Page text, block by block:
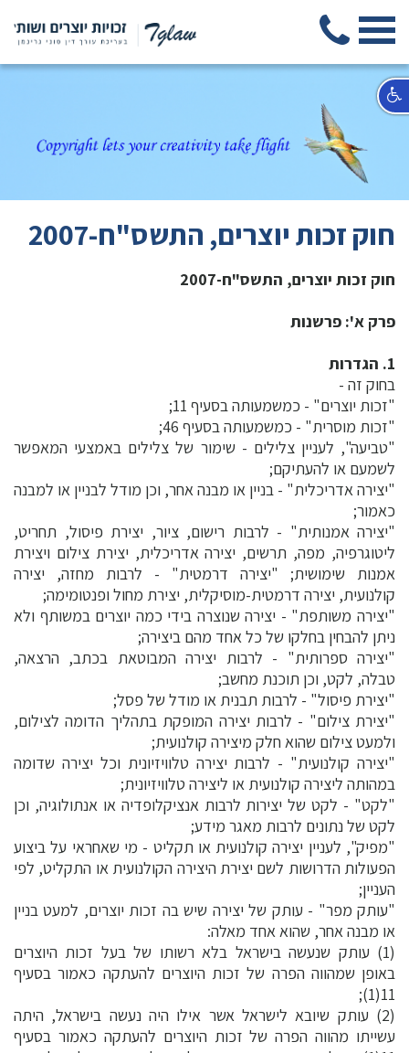
חוק זכות יוצרים, התשס"ח-2007
חוק זכות יוצרים, התשס"ח-2007
פרק א': פרשנות
1. הגדרות
בחוק זה -
"זכות יוצרים" - כמשמעותה בסעיף 11;
"זכות מוסרית" - כמשמעותה בסעיף 46;
"טביעה", לעניין צלילים - שימור של צלילים באמצעי המאפשר
לשמעם או להעתיקם;
"יצירה אדריכלית" - בניין או מבנה אחר, וכן מודל לבניין או למבנה
כאמור;
"יצירה אמנותית" - לרבות רישום, ציור, יצירת פיסול, תחריט,
ליטוגרפיה, מפה, תרשים, יצירה אדריכלית, יצירת צילום ויצירת
אמנות שימושית; "יצירה דרמטית" - לרבות מחזה, יצירה
קולנועית, יצירה דרמטית-מוסיקלית, יצירת מחול ופנטומימה;
"יצירה משותפת" - יצירה שנוצרה בידי כמה יוצרים במשותף ולא
ניתן להבחין בחלקו של כל אחד מהם ביצירה;
"יצירה ספרותית" - לרבות יצירה המבוטאת בכתב, הרצאה,
טבלה, לקט, וכן תוכנת מחשב;
"יצירת פיסול" - לרבות תבנית או מודל של פסל;
"יצירת צילום" - לרבות יצירה המופקת בתהליך הדומה לצילום,
ולמעט צילום שהוא חלק מיצירה קולנועית;
"יצירה קולנועית" - לרבות יצירה טלוויזיונית וכל יצירה שדומה
במהותה ליצירה קולנועית או ליצירה טלוויזיונית;
"לקט" - לקט של יצירות לרבות אנציקלופדיה או אנתולוגיה, וכן
לקט של נתונים לרבות מאגר מידע;
"מפיק", לעניין יצירה קולנועית או תקליט - מי שאחראי על ביצוע
הפעולות הדרושות לשם יצירת היצירה הקולנועית או התקליט, לפי
העניין;
"עותק מפר" - עותק של יצירה שיש בה זכות יוצרים, למעט בניין
או מבנה אחר, שהוא אחד מאלה:
(1) עותק שנעשה בישראל בלא רשותו של בעל זכות היוצרים
באופן שמהווה הפרה של זכות היוצרים להעתקה כאמור בסעיף
11(1);
(2) עותק שיובא לישראל אשר אילו היה נעשה בישראל, היתה
עשייתו מהווה הפרה של זכות היוצרים להעתקה כאמור בסעיף